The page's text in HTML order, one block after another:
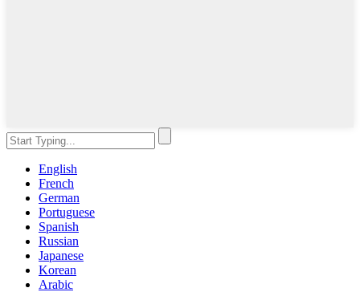
English
French
German
Portuguese
Spanish
Russian
Japanese
Korean
Arabic